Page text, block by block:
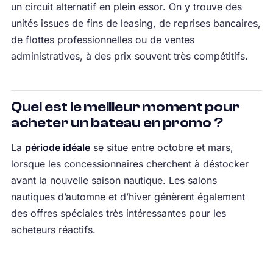
un circuit alternatif en plein essor. On y trouve des
unités issues de fins de leasing, de reprises bancaires,
de flottes professionnelles ou de ventes
administratives, à des prix souvent très compétitifs.
Quel est le meilleur moment pour
acheter un bateau en promo ?
La période idéalese situe entre octobre et mars,
lorsque les concessionnaires cherchent à déstocker
avant la nouvelle saison nautique. Les salons
nautiques d’automne et d’hiver génèrent également
des offres spéciales très intéressantes pour les
acheteurs réactifs.